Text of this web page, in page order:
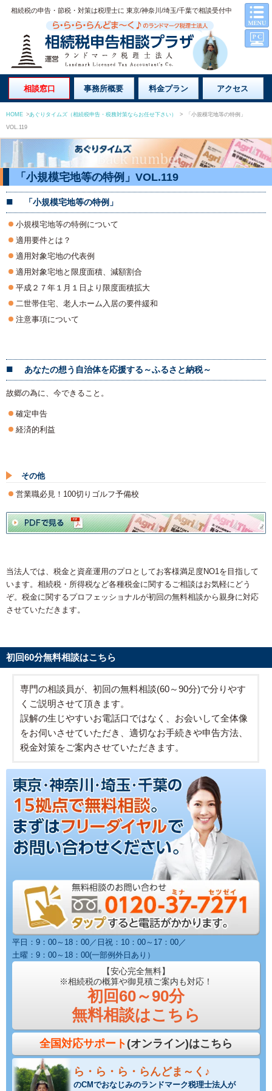
相続税の申告・節税・対策は税理士に 東京/神奈川/埼玉/千葉で相談受付中
相談窓口 事務所概要 料金プラン アクセス
HOME >あぐりタイムズ（相続税申告・税務対策ならお任せ下さい） > 「小規模宅地等の特例」
VOL.119
「小規模宅地等の特例」VOL.119
「小規模宅地等の特例」
小規模宅地等の特例について
適用要件とは？
適用対象宅地の代表例
適用対象宅地と限度面積、減額割合
平成２７年１月１日より限度面積拡大
二世帯住宅、老人ホーム入居の要件緩和
注意事項について
あなたの想う自治体を応援する～ふるさと納税～
故郷の為に、今できること。
確定申告
経済的利益
その他
営業職必見！100切りゴルフ予備校
当法人では、税金と資産運用のプロとしてお客様満足度NO1を目指して
います。相続税・所得税など各種税金に関するご相談はお気軽にどう
ぞ。税金に関するプロフェッショナルが初回の無料相談から親身に対応
させていただきます。
初回60分無料相談はこちら
専門の相談員が、初回の無料相談(60～90分)で分りやす
くご説明させて頂きます。
誤解の生じやすいお電話口ではなく、お会いして全体像
をお伺いさせていただき、適切なお手続きや申告方法、
税金対策をご案内させていただきます。
平日：9：00～18：00／日祝：10：00～17：00／
土曜：9：00～18：00(一部例外日あり）
【安心完全無料】
※相続税の概算や御見積ご案内も対応！
初回60～90分
無料相談はこちら
全国対応サポート(オンライン)はこちら
ら・ら・ら・らんどま～く♪
のCMでおなじみのランドマーク税理士法人が